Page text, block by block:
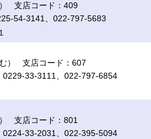
支店コード：409
54-3141、022-797-5683
） 支店コード：607
33-3111、022-797-6854
支店コード：801
33-2031、022-395-5094